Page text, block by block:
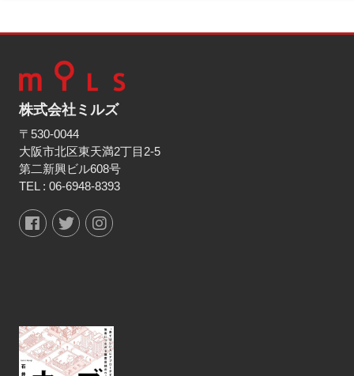
株式会社ミルズ
〒530-0044
大阪市北区東天満2丁目2-5
第二新興ビル608号
TEL : 06-6948-8393